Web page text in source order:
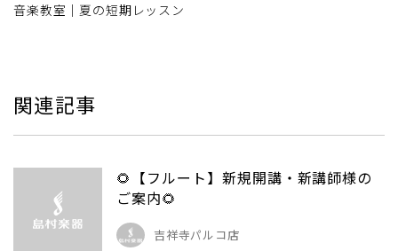
音楽教室｜夏の短期レッスン
関連記事
🌻【フルート】新規開講・新講師様の
ご案内🌻
吉祥寺パルコ店